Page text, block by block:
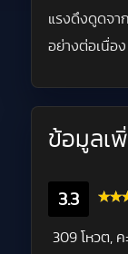
แรงดึงดูดจา
อย่างต่อเนื่อง
ข้อมูลเ
3.3
309 โหวต,